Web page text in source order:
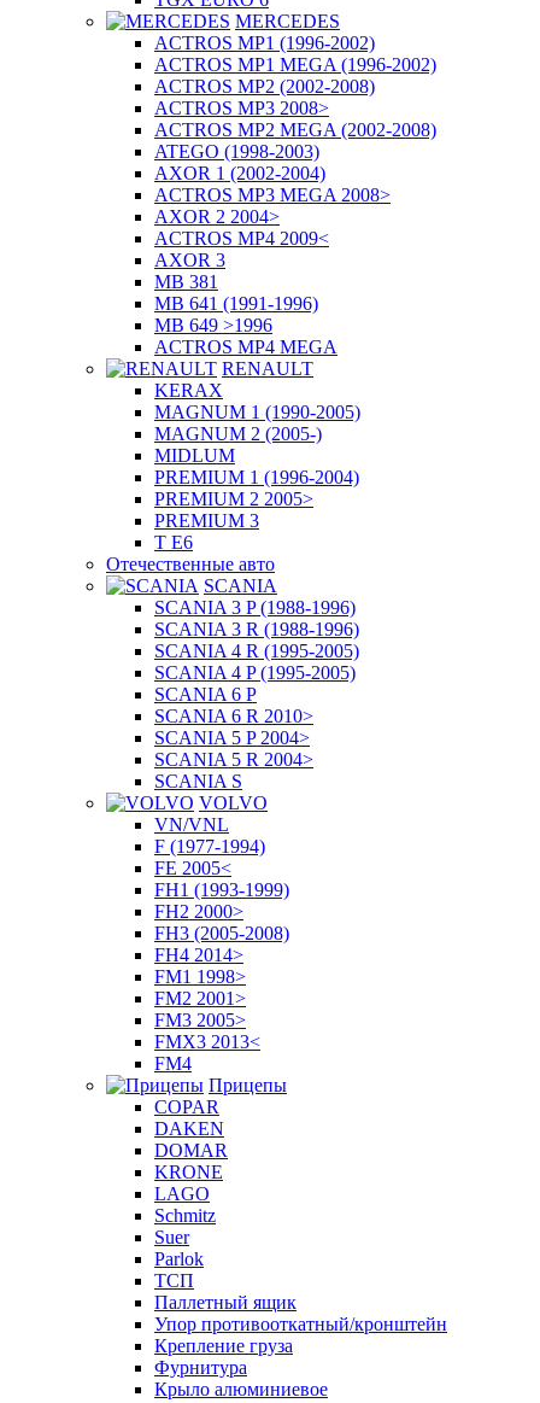
MERCEDES
ACTROS MP1 (1996-2002)
ACTROS MP1 MEGA (1996-2002)
ACTROS MP2 (2002-2008)
ACTROS MP3 2008>
ACTROS MP2 MEGA (2002-2008)
ATEGO (1998-2003)
AXOR 1 (2002-2004)
ACTROS MP3 MEGA 2008>
AXOR 2 2004>
ACTROS MP4 2009<
AXOR 3
MB 381
MB 641 (1991-1996)
MB 649 >1996
ACTROS MP4 MEGA
RENAULT
KERAX
MAGNUM 1 (1990-2005)
MAGNUM 2 (2005-)
MIDLUM
PREMIUM 1 (1996-2004)
PREMIUM 2 2005>
PREMIUM 3
T E6
Отечественные авто
SCANIA
SCANIA 3 P (1988-1996)
SCANIA 3 R (1988-1996)
SCANIA 4 R (1995-2005)
SCANIA 4 P (1995-2005)
SCANIA 6 P
SCANIA 6 R 2010>
SCANIA 5 P 2004>
SCANIA 5 R 2004>
SCANIA S
VOLVO
VN/VNL
F (1977-1994)
FE 2005<
FH1 (1993-1999)
FH2 2000>
FH3 (2005-2008)
FH4 2014>
FM1 1998>
FM2 2001>
FM3 2005>
FMX3 2013<
FM4
Прицепы
COPAR
DAKEN
DOMAR
KRONE
LAGO
Schmitz
Suer
Parlok
ТСП
Паллетный ящик
Упор противооткатный/кронштейн
Крепление груза
Фурнитура
Крыло алюминиевое